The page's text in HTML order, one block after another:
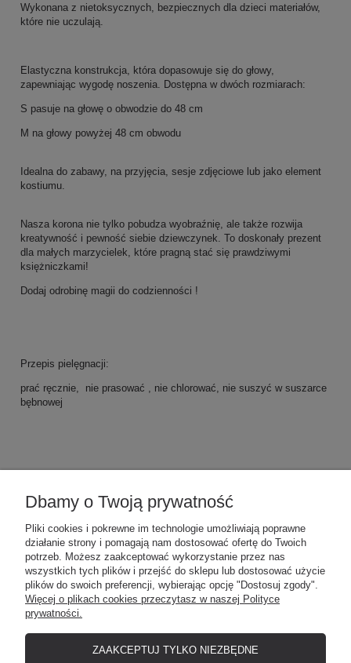
Wykonana z nietoksycznych, bezpiecznych dla dzieci materiałów,
które nie uczulają.
Elastyczna konstrukcja, która dopasowuje się do głowy,
zapewniając wygodę noszenia. Dostępna w dwóch rozmiarach:
S pasuje na głowę o obwodzie do 48 cm
M na głowy powyżej 48 cm obwodu
Idealna do zabawy, na przyjęcia, sesje zdjęciowe lub jako element
kostiumu.
Nasza korona nie tylko pobudza wyobraźnię, ale także rozwija
kreatywność i pewność siebie dziewczynek. To doskonały prezent
dla małych marzycielek, które pragną stać się prawdziwymi
księżniczkami!
Dodaj odrobinę magii do codzienności !
Przepis pielęgnacji:
prać ręcznie, nie prasować , nie chlorować, nie suszyć w suszarce
bębnowej
POMOC
MOJE KONTO
PŁATNOŚCI I DOSTAWA
O NAS
Dbamy o Twoją prywatność
Pliki cookies i pokrewne im technologie umożliwiają poprawne
działanie strony i pomagają nam dostosować ofertę do Twoich
potrzeb. Możesz zaakceptować wykorzystanie przez nas
wszystkich tych plików i przejść do sklepu lub dostosować użycie
plików do swoich preferencji, wybierając opcję "Dostosuj zgody".
Więcej o plikach cookies przeczytasz w naszej Polityce
prywatności.
ZAAKCEPTUJ TYLKO NIEZBĘDNE